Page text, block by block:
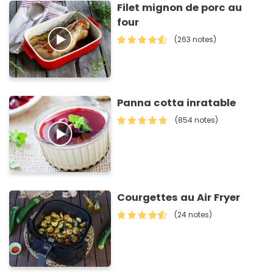
Filet mignon de porc au
four
(263 notes)
Panna cotta inratable
(854 notes)
Courgettes au Air Fryer
(24 notes)